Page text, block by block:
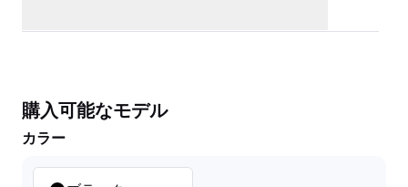
購入可能なモデル
カラー